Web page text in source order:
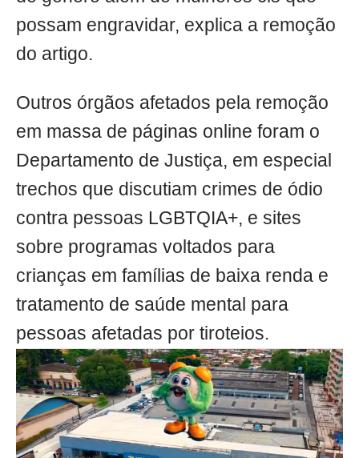
possam engravidar, explica a remoção
do artigo.
Outros órgãos afetados pela remoção
em massa de páginas online foram o
Departamento de Justiça, em especial
trechos que discutiam crimes de ódio
contra pessoas LGBTQIA+, e sites
sobre programas voltados para
crianças em famílias de baixa renda e
tratamento de saúde mental para
pessoas afetadas por tiroteios.